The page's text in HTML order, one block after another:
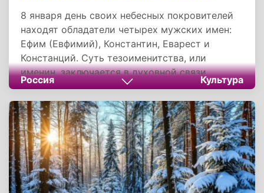
8 января день своих небесных покровителей
находят обладатели четырех мужских имен:
Ефим (Евфимий), Константин, Еварест и
Констанций. Суть тезоименитства, или
именин, заключается в духовной связи
человека с тем святым, чье имя он носит, и в
стремлении подражать его вере и
добродетелям в своей собственной жизни.
Этот день — повод вспомнить о своем
небесном заступнике и поблагодарить его за
молитвенное предстательство.
Россия Культура